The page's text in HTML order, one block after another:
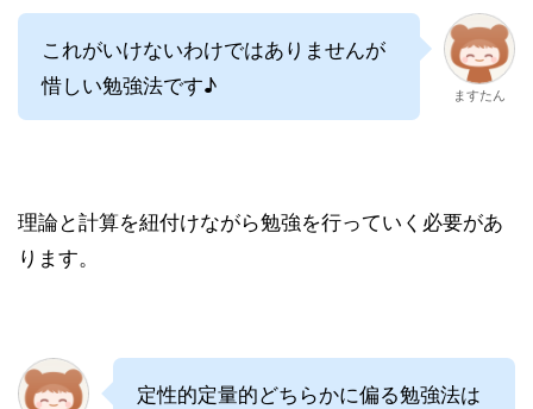
これがいけないわけではありませんが
惜しい勉強法です♪
ますたん
理論と計算を紐付けながら勉強を行っていく必要があ
ります。
定性的定量的どちらかに偏る勉強法は